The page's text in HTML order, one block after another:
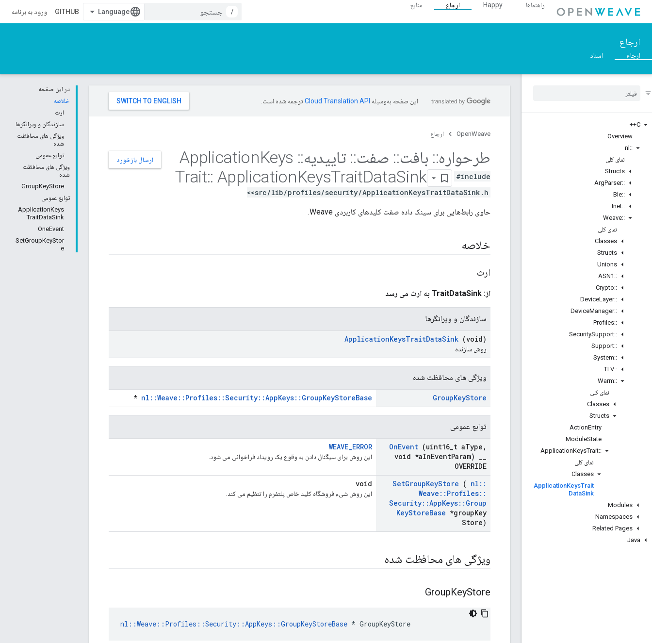
راهنماها Happy ارجاع
منابع
/
GITHUB ورود به برنامه
ارجاع
ارجاع اسناد
C++
Overview
::
nl
نمای کلی
Structs
::
ArgParser
::
Ble
::
Inet
::
Weave
نمای کلی
Classes
Structs
Unions
::
ASN1
::
Crypto
::
DeviceLayer
::
DeviceManager
::
Profiles
::
SecuritySupport
::
Support
::
System
::
TLV
::
Warm
نمای کلی
Classes
Structs
ActionEntry
ModuleState
::
ApplicationKeysTrait
نمای کلی
Classes
ApplicationKeysTrait
DataSink
Modules
Namespaces
Related Pages
Java
در این صفحه
خلاصه
ارث
سازندگان و ویرانگرها
ویژگی های محافظت
شده
توابع عمومی
ویژگی های محافظت
شده
GroupKeyStore
توابع عمومی
ApplicationKeys
TraitDataSink
OneEvent
SetGroupKeyStor
e
این صفحه به‌وسیله ترجمه شده است.
OpenWeave ارجاع
ارسال بازخورد طرحواره:: بافت:: صفت:: تاییدیه::
Keys
Trait:: ApplicationKeysTraitDataSink
#include
<src/lib/profiles/security/ApplicationKeysTraitDataSink.h>
حاوی رابط‌هایی برای سینک داده صفت کلیدهای کاربردی Weave.
خلاصه
ارث
از: TraitDataSink به ارث می رسد
سازندگان و ویرانگرها
ApplicationKeysTraitDataSink (void)
روش سازنده
ویژگی های محافظت شده
GroupKeyStore
nl::Weave::Profiles::Security::AppKeys::GroupKeyStoreBase
*
توابع عمومی
OnEvent (uint16 t aType ,
void *aInEventParam)
OVERRIDE
WEAVE_ERROR
این روش برای سیگنال دادن به وقوع یک رویداد فراخوانی می شود.
SetGroupKeyStore ( nl ::
Weave :: Profiles::
Security::AppKeys:: Group
KeyStoreBase *groupKey
Store)
void
این روش شیء فروشگاه کلید خاص پلتفرم را تنظیم می کند.
ویژگی های محافظت شده
GroupKeyStore
nl::Weave::Profiles::Security::AppKeys::GroupKeyStoreBase * GroupKeyStore